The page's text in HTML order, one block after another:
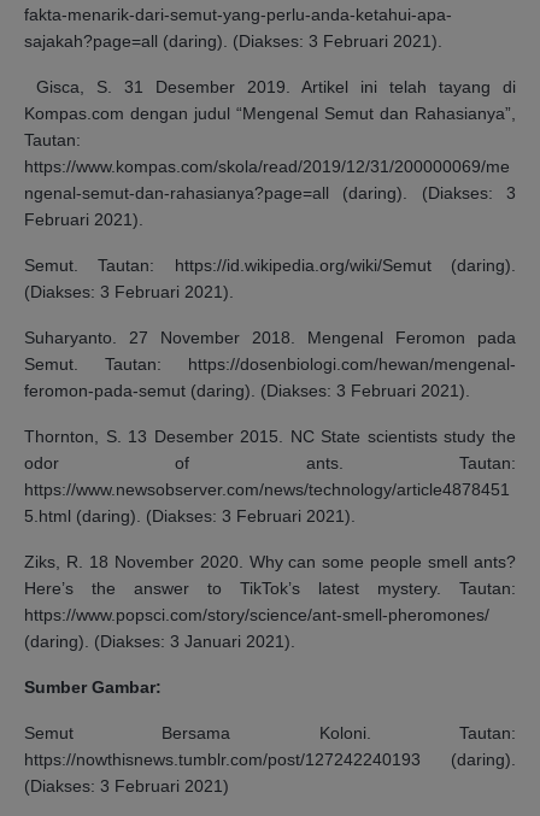
fakta-menarik-dari-semut-yang-perlu-anda-ketahui-apa-
sajakah?page=all (daring). (Diakses: 3 Februari 2021).
Gisca, S. 31 Desember 2019. Artikel ini telah tayang di
Kompas.com dengan judul “Mengenal Semut dan Rahasianya”,
Tautan:
https://www.kompas.com/skola/read/2019/12/31/200000069/me
ngenal-semut-dan-rahasianya?page=all (daring). (Diakses: 3
Februari 2021).
Semut. Tautan: https://id.wikipedia.org/wiki/Semut (daring).
(Diakses: 3 Februari 2021).
Suharyanto. 27 November 2018. Mengenal Feromon pada
Semut. Tautan: https://dosenbiologi.com/hewan/mengenal-
feromon-pada-semut (daring). (Diakses: 3 Februari 2021).
Thornton, S. 13 Desember 2015. NC State scientists study the
odor of ants. Tautan:
https://www.newsobserver.com/news/technology/article4878451
5.html (daring). (Diakses: 3 Februari 2021).
Ziks, R. 18 November 2020. Why can some people smell ants?
Here’s the answer to TikTok’s latest mystery. Tautan:
https://www.popsci.com/story/science/ant-smell-pheromones/
(daring). (Diakses: 3 Januari 2021).
Sumber Gambar:
Semut Bersama Koloni. Tautan:
https://nowthisnews.tumblr.com/post/127242240193 (daring).
(Diakses: 3 Februari 2021)